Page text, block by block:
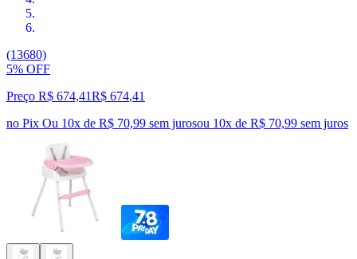
(13680)
5% OFF
Preço R$ 674,41R$ 674,41
no Pix Ou 10x de R$ 70,99 sem jurosou 10x de R$ 70,99 sem juros